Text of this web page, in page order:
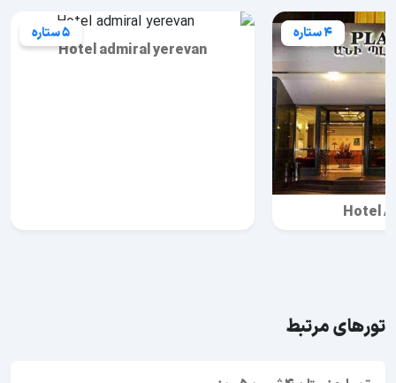
4 ستاره
Hotel
5 ستاره
Hotel admiral yerevan
تورهای مرتبط